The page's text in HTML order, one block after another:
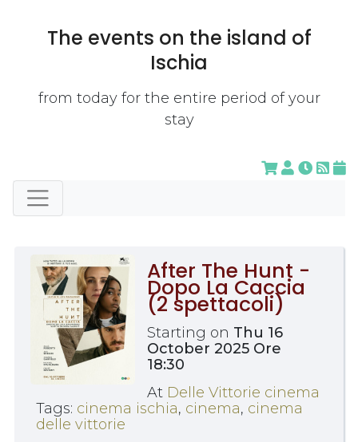
The events on the island of
Ischia
from today for the entire period of your
stay
After The Hunt -
Dopo La Caccia
(2 spettacoli)
Starting on Thu 16
October 2025 Ore
18:30
At Delle Vittorie cinema
Tags: cinema ischia, cinema, cinema
delle vittorie